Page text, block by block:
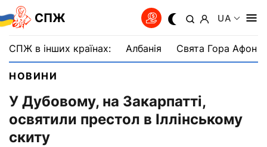
СПЖ UA
СПЖ в інших країнах: Албанія Свята Гора Афон
НОВИНИ
У Дубовому, на Закарпатті,
освятили престол в Іллінському
скиту